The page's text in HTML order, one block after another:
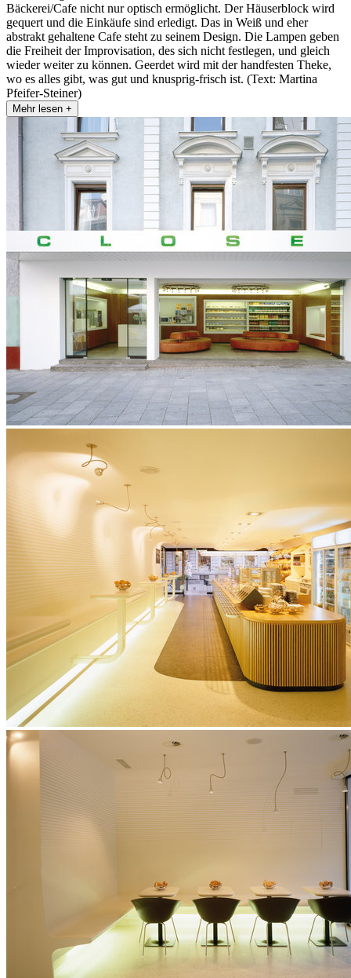
Bäckerei/Cafe nicht nur optisch ermöglicht. Der Häuserblock wird
gequert und die Einkäufe sind erledigt. Das in Weiß und eher
abstrakt gehaltene Cafe steht zu seinem Design. Die Lampen geben
die Freiheit der Improvisation, des sich nicht festlegen, und gleich
wieder weiter zu können. Geerdet wird mit der handfesten Theke,
wo es alles gibt, was gut und knusprig-frisch ist. (Text: Martina
Pfeifer-Steiner)
Mehr lesen +